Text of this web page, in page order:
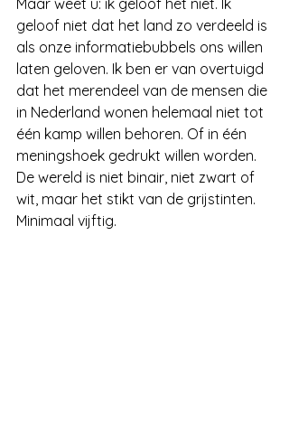
Maar weet u: ik geloof het niet. Ik
geloof niet dat het land zo verdeeld is
als onze informatiebubbels ons willen
laten geloven. Ik ben er van overtuigd
dat het merendeel van de mensen die
in Nederland wonen helemaal niet tot
één kamp willen behoren. Of in één
meningshoek gedrukt willen worden.
De wereld is niet binair, niet zwart of
wit, maar het stikt van de grijstinten.
Minimaal vijftig.